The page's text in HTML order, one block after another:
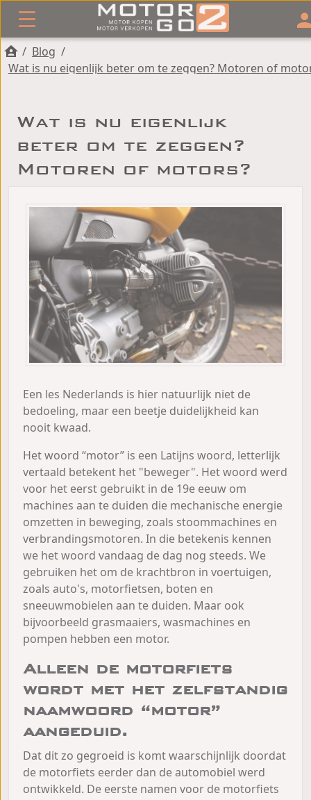
/ Blog /
Wat is nu eigenlijk beter om te zeggen? Motoren of
Wat is nu eigenlijk
beter om te zeggen?
Motoren of motors?
Een les Nederlands is hier natuurlijk niet de
bedoeling, maar een beetje duidelijkheid kan
nooit kwaad.
Het woord “motor” is een Latijns woord, letterlijk
vertaald betekent het "beweger". Het woord werd
voor het eerst gebruikt in de 19e eeuw om
machines aan te duiden die mechanische energie
omzetten in beweging, zoals stoommachines en
verbrandingsmotoren. In die betekenis kennen
we het woord vandaag de dag nog steeds. We
gebruiken het om de krachtbron in voertuigen,
zoals auto's, motorfietsen, boten en
sneeuwmobielen aan te duiden. Maar ook
bijvoorbeeld grasmaaiers, wasmachines en
pompen hebben een motor.
Alleen de motorfiets
wordt met het zelfstandig
naamwoord “motor”
aangeduid.
Dat dit zo gegroeid is komt waarschijnlijk doordat
de motorfiets eerder dan de automobiel werd
ontwikkeld. De eerste namen voor de motorfiets